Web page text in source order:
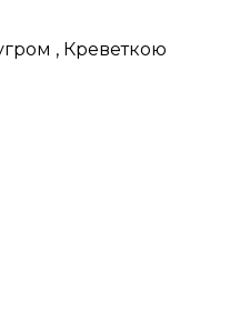
, Креветкою